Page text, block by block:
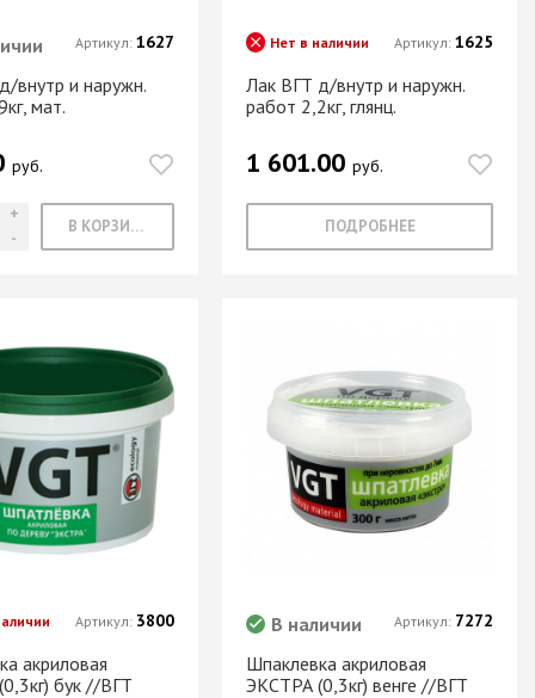
внутр и наружн.
мат.
руб.
В КОРЗИНУ
Артикул:1627
Лак ВГТ д/внутр и наружн.
работ 2,2кг, глянц.
Нет в наличии
1 601.00руб.
ПОДРОБНЕЕ
Артикул: 1625
акриловая
бук //ВГТ
Артикул: 3800
Шпаклевка акриловая
ЭКСТРА (0,3кг) венге //ВГТ
В наличии Артикул: 7272